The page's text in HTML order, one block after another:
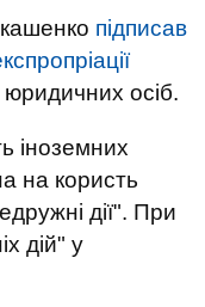
підписав
осіб.
іноземних
на користь
дії". При
дій" у